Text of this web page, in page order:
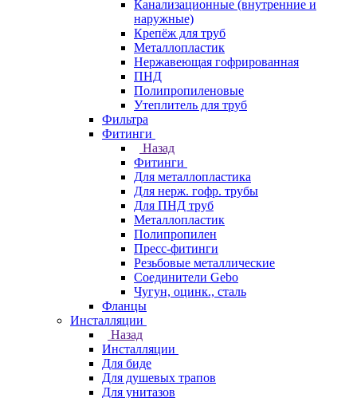
Канализационные (внутренние и
наружные)
Крепёж для труб
Металлопластик
Нержавеющая гофрированная
ПНД
Полипропиленовые
Утеплитель для труб
Фильтра
Фитинги
Назад
Фитинги
Для металлопластика
Для нерж. гофр. трубы
Для ПНД труб
Металлопластик
Полипропилен
Пресс-фитинги
Резьбовые металлические
Соединители Gebo
Чугун, оцинк., сталь
Фланцы
Инсталляции
Назад
Инсталляции
Для биде
Для душевых трапов
Для унитазов